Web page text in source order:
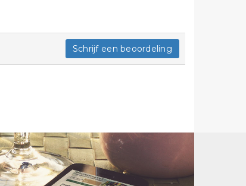
Schrijf een beoordeling